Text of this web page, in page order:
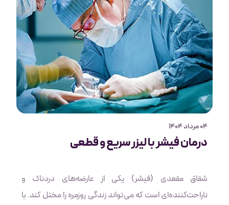
کم شدن عوارض بعد از عمل را فراهم کرده است. در این مقاله به
بررسی کامل روش جراحی با لیزر و مزایای آن در درمان
بیماری‌های نشیمنگاهی می‌پردازیم.
04 مرداد 1404
درمان فیشر با لیزر سریع و قطعی
شقاق مقعدی (فیشر) یکی از عارضه‌های دردناک و
ناراحت‌کننده‌ای است که می‌تواند زندگی روزمره را مختل کند. با